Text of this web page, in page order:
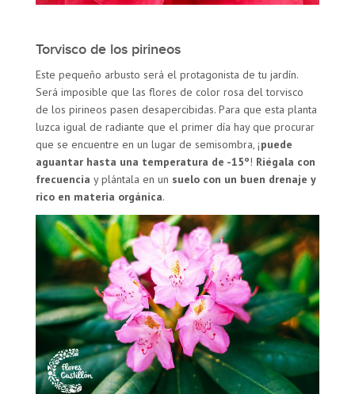
Torvisco de los pirineos
Este pequeño arbusto será el protagonista de tu jardín.
Será imposible que las flores de color rosa del torvisco
de los pirineos pasen desapercibidas. Para que esta planta
luzca igual de radiante que el primer día hay que procurar
que se encuentre en un lugar de semisombra, ¡puede
aguantar hasta una temperatura de -15º! Riégala con
frecuenciay plántala en un suelo con un buen drenaje y
rico en materia orgánica.